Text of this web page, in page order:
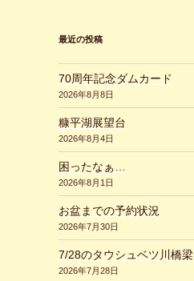
最近の投稿
70周年記念ダムカード
2026年8月8日
糠平湖展望台
2026年8月4日
困ったなぁ…
2026年8月1日
お盆までの予約状況
2026年7月30日
7/28のタウシュベツ川橋梁
2026年7月28日